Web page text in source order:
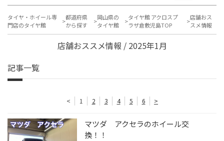
タイヤ・ホイール専
門店のタイヤ館
都道府県
から探す
岡山県の
タイヤ館
タイヤ館 アクロスプ
ラザ倉敷児島TOP
店舗おス
スメ情報
店舗おススメ情報 / 2025年1月
記事一覧
< 1 2 3 4 5 6 >
マツダ アクセラのホイール交
換！！